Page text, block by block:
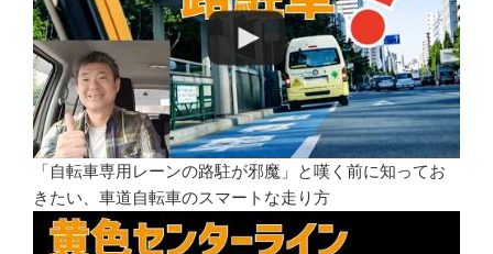
「自転車専用レーンの路駐が邪魔」と嘆く前に知ってお
きたい、車道自転車のスマートな走り方